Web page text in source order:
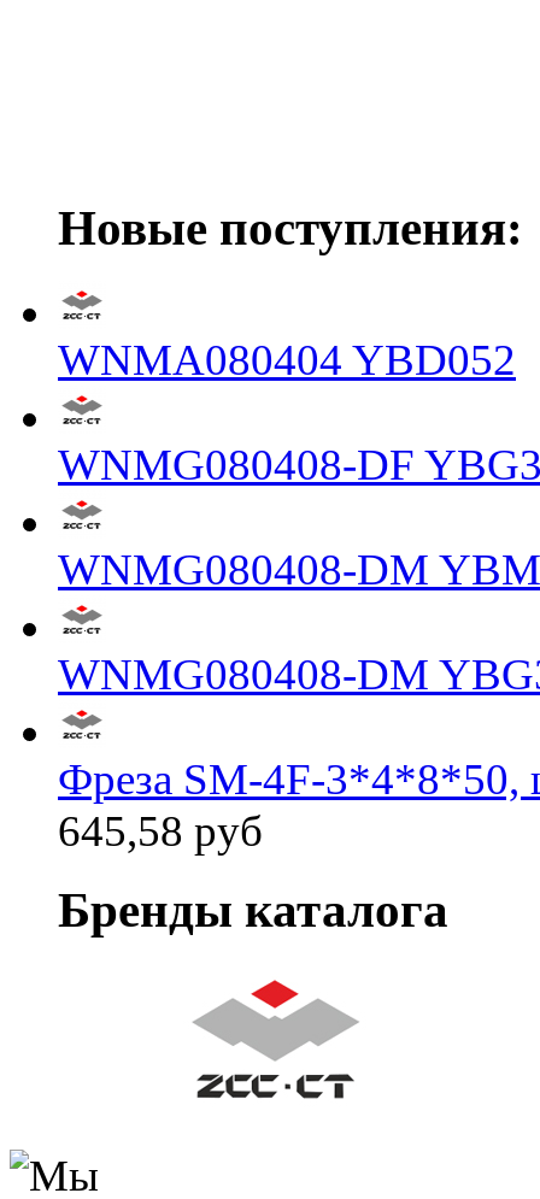
Новые поступления:
WNMA080404 YBD052
WNMG080408-DF
WNMG080408-DM
WNMG080408-DM
Фреза SM-4F-3*4*8*50,
645,58 руб
Бренды каталога